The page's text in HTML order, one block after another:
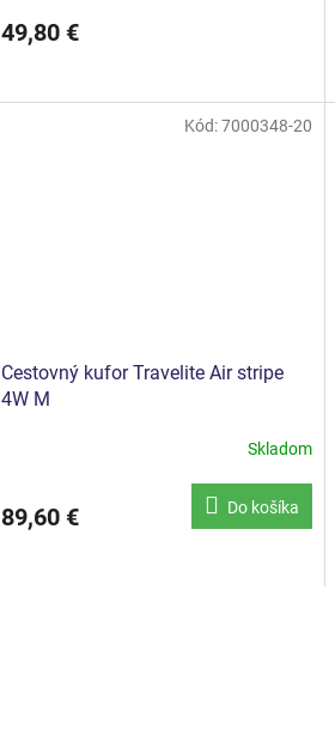
49,80 €
Cestovný kufor Travelite Air stripe
4W M
Skladom
89,60 € Do košíka
Kód:7000348-20